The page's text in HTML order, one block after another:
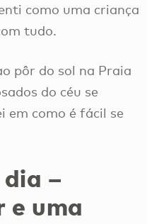
como uma criança
tudo.
pôr do sol na Praia
​​do céu se
em como é fácil se
–
e uma